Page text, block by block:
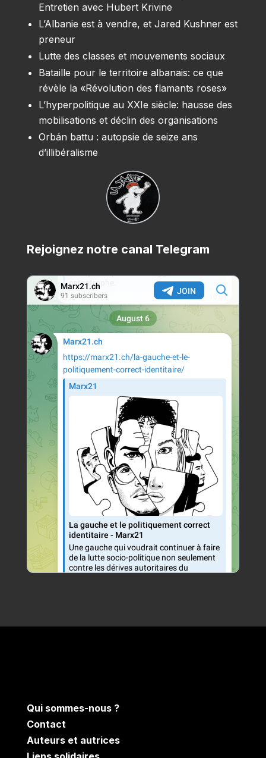
Entretien avec Hubert Krivine
L’Albanie est à vendre, et Jared Kushner est
preneur
Lutte des classes et mouvements sociaux
Bataille pour le territoire albanais: ce que
révèle la «Révolution des flamants roses»
L’hyperpolitique au XXIe siècle: hausse des
mobilisations et déclin des organisations
Orbán battu : autopsie de seize ans
d’illibéralisme
Rejoignez notre canal Telegram
Qui sommes-nous ?
Contact
Auteurs et autrices